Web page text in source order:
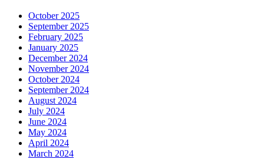
October 2025
September 2025
February 2025
January 2025
December 2024
November 2024
October 2024
September 2024
August 2024
July 2024
June 2024
May 2024
April 2024
March 2024